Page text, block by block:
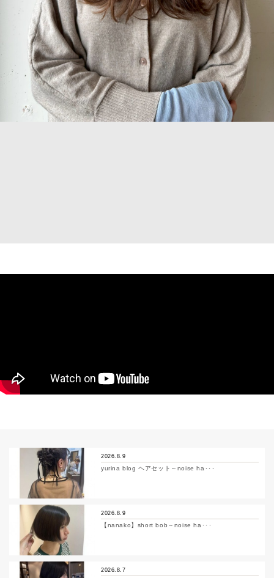
2026.8.9
yurina blog ヘアセット～noise ha･･･
2026.8.9
【nanako】short bob～noise ha･･･
2026.8.7